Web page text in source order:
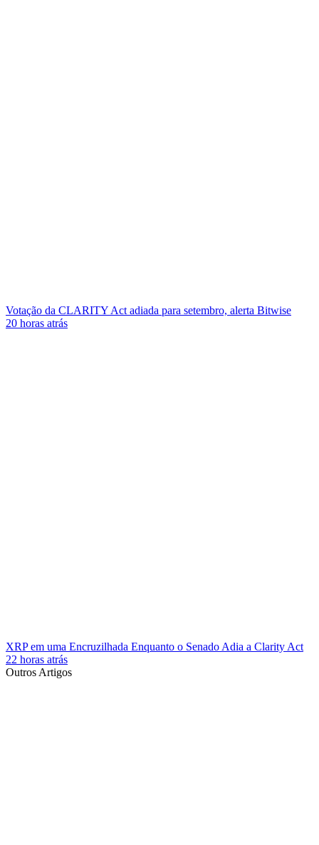
Votação da CLARITY Act adiada para setembro, alerta Bitwise
20 horas atrás
XRP em uma Encruzilhada Enquanto o Senado Adia a Clarity Act
22 horas atrás
Outros Artigos